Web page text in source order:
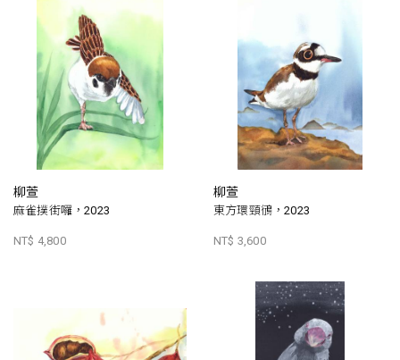
柳萱
麻雀撲街囉，2023
NT$ 4,800
柳萱
東方環頸鴴，2023
NT$ 3,600